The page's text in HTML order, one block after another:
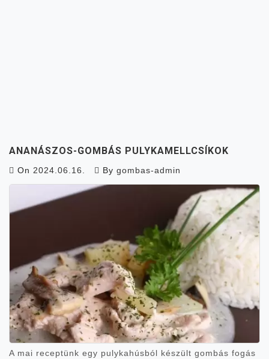
ANANÁSZOS-GOMBÁS PULYKAMELLCSÍKOK
On 2024.06.16. By gombas-admin
A mai receptünk egy pulykahúsból készült gombás fogás